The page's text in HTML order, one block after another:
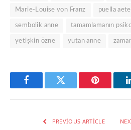
Marie-Louise von Franz puella
sembolik anne tamamlamanın
yetişkin özne yutan anne
FacebookTwitter Pinterest
PREVIOUS ARTICLE